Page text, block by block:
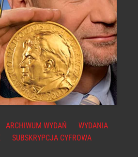
ARCHIWUM WYDAŃ
WYDANIA
SUBSKRYPCJA CYFROWA